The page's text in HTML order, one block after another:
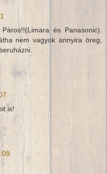
és Panasonic).
nem vagyok annyira öreg,
is!